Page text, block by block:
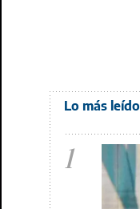
Lo más leído
1